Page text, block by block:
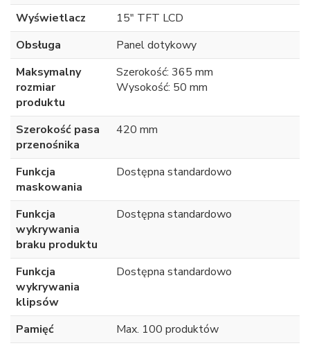
Wyświetlacz
15" TFT LCD
Obsługa
Panel dotykowy
Maksymalny
rozmiar
produktu
Szerokość: 365 mm
Wysokość: 50 mm
Szerokość pasa
przenośnika
420 mm
Funkcja
maskowania
Dostępna standardowo
Funkcja
wykrywania
braku produktu
Dostępna standardowo
Funkcja
wykrywania
klipsów
Dostępna standardowo
Pamięć
Max. 100 produktów